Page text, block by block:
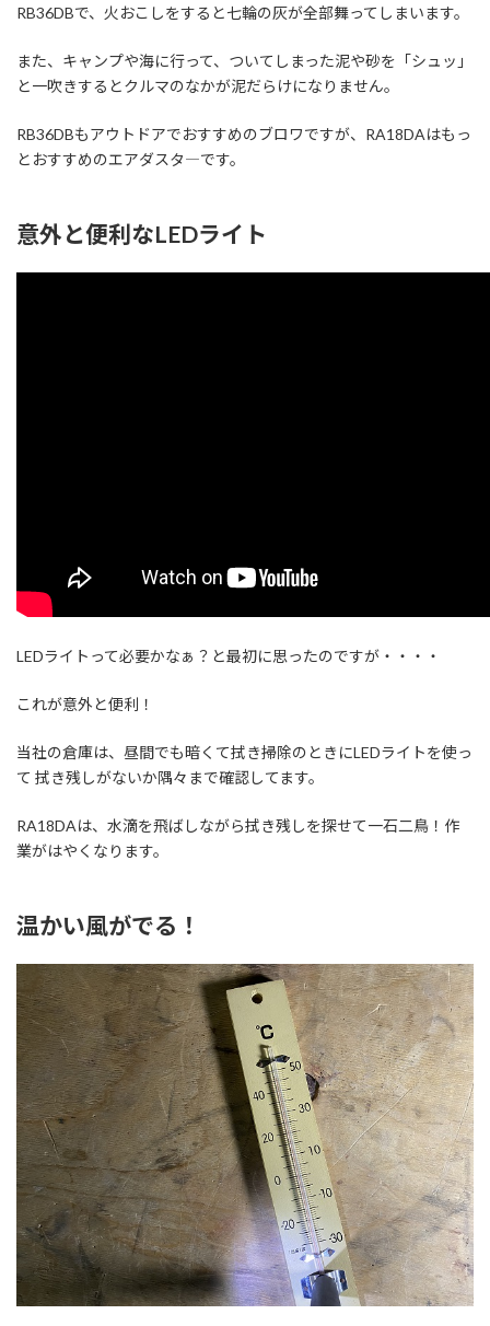
RB36DBで、火おこしをすると七輪の灰が全部舞ってしまいます。
また、キャンプや海に行って、ついてしまった泥や砂を「シュッ」
と一吹きするとクルマのなかが泥だらけになりません。
RB36DBもアウトドアでおすすめのブロワですが、RA18DAはもっ
とおすすめのエアダスタ―です。
意外と便利なLEDライト
LEDライトって必要かなぁ？と最初に思ったのですが・・・・
これが意外と便利！
当社の倉庫は、昼間でも暗くて拭き掃除のときにLEDライトを使っ
て 拭き残しがないか隅々まで確認してます。
RA18DAは、水滴を飛ばしながら拭き残しを探せて一石二鳥！作
業がはやくなります。
温かい風がでる！